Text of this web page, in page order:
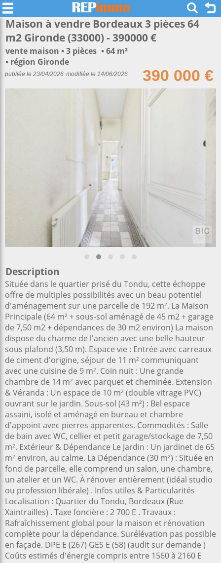
Maison à vendre Bordeaux 3 pièces 64
m2 Gironde (33000) - 390000 €
vente maison 3 pièces
64 m²
région Gironde
390 000 €
publiée le 23/04/2026 modifiée le 14/06/2026
Description
Située dans le quartier prisé du Tondu, cette échoppe
offre de multiples possibilités avec un beau potentiel
d'aménagement sur une parcelle de 192 m². La Maison
Principale (64 m² + sous-sol aménagé de 45 m2 + garage
de 7,50 m2 + dépendances de 30 m2 environ) La maison
dispose du charme de l'ancien avec une belle hauteur
sous plafond (3,50 m). Espace vie : Entrée avec carreaux
de ciment d'origine, séjour de 11 m² communiquant
avec une cuisine de 9 m². Coin nuit : Une grande
chambre de 14 m² avec parquet et cheminée. Extension
& Véranda : Un espace de 10 m² (double vitrage PVC)
ouvrant sur le jardin. Sous-sol (43 m²) : Bel espace
assaini, isolé et aménagé en bureau et chambre
d'appoint avec pierres apparentes. Commodités : Salle
de bain avec WC, cellier et petit garage/stockage de 7,50
m². Extérieur & Dépendance Le Jardin : Un jardinet de 65
m² environ, au calme. La Dépendance (30 m²) : Située en
fond de parcelle, elle comprend un salon, une chambre,
un atelier et un WC. À rénover entièrement (idéal studio
ou profession libérale) . Infos utiles & Particularités
Localisation : Quartier du Tondu, Bordeaux (Rue
Xaintrailles) . Taxe foncière : 2 700 E . Travaux :
Rafraîchissement global pour la maison et rénovation
complète pour la dépendance. Surélévation pas possible
en façade. DPE E (267) GES E (58) (audit sur demande )
Coûts estimés d'énergie compris entre 1560 à 2160 E